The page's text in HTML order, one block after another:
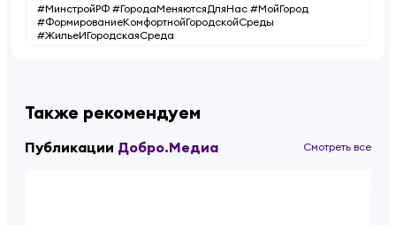
#МинстройРФ #ГородаМеняютсяДляНас #МойГород
#ФормированиеКомфортнойГородскойСреды
#ЖильеИГородскаяСреда
Также рекомендуем
Публикации Добро.Медиа Смотреть все